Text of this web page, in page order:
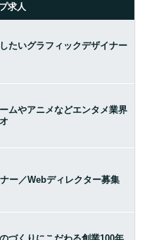
求人
たいグラフィックデザイナー
ムやアニメなどエンタメ業界
ー／Webディレクター募集